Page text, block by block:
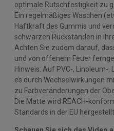
optimale Rutschfestigkeit zu
Ein regelmäßiges Waschen
Haftkraft des Gummis und
schwarzen Rückständen in
Achten Sie zudem darauf,
und von offenem Feuer
Hinweis: Auf PVC-, Linoleum-
es durch Wechselwirkungen
zu Farbveränderungen der
Die Matte wird REACH-
Standards in der EU